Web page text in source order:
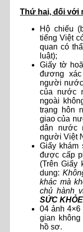
Thứ hai, đối với
Hộ chiếu
tiếng Việt
quan có
luật);
Giấy tờ
đương
người nước
của nước
ngoài
trạng hôn
giao của
dân nước
người Việt
Giấy khám
được cấp
(Trên Giấy
dung:
khác mà
chủ hành
SỨC
04 ảnh 4×6
gian
hồ sơ.